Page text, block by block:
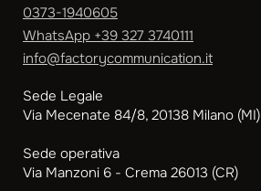
0373-1940605
WhatsApp +39 327 3740111
info@factorycommunication.it
Sede Legale
Via Mecenate 84/8, 20138 Milano (MI)
Sede operativa
Via Manzoni 6 - Crema 26013 (CR)